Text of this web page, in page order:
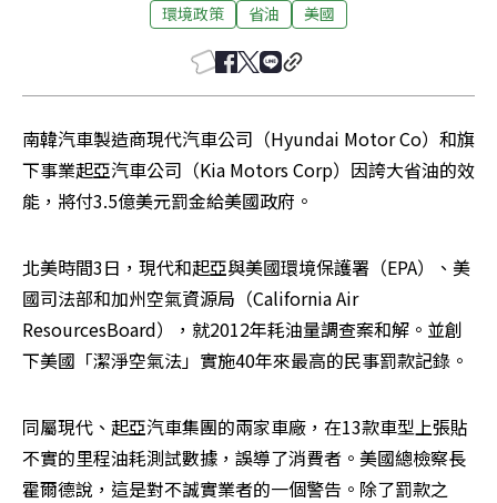
環境政策 省油 美國
南韓汽車製造商現代汽車公司（Hyundai Motor Co）和旗
下事業起亞汽車公司（Kia Motors Corp）因誇大省油的效
能，將付3.5億美元罰金給美國政府。
北美時間3日，現代和起亞與美國環境保護署（EPA）、美
國司法部和加州空氣資源局（California Air
ResourcesBoard），就2012年耗油量調查案和解。並創
下美國「潔淨空氣法」實施40年來最高的民事罰款記錄。
同屬現代、起亞汽車集團的兩家車廠，在13款車型上張貼
不實的里程油耗測試數據，誤導了消費者。美國總檢察長
霍爾德說，這是對不誠實業者的一個警告。除了罰款之